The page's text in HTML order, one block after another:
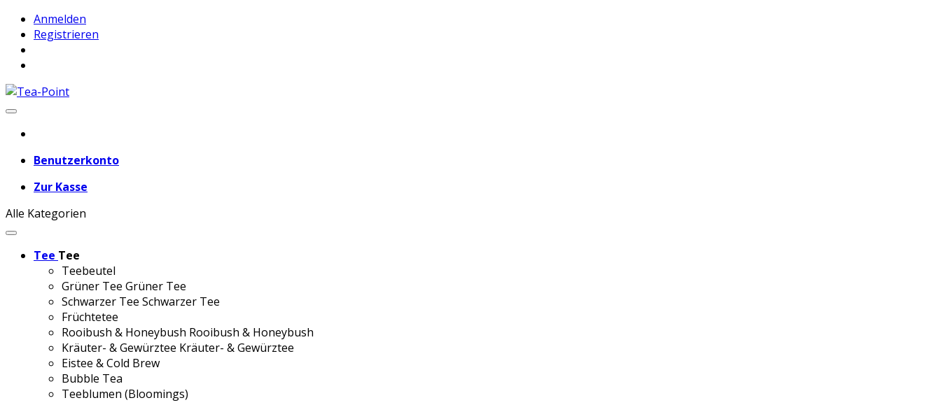
Anmelden
Registrieren
Benutzerkonto
Zur Kasse
Alle Kategorien
Tee Tee
Teebeutel
Grüner Tee Grüner Tee
Schwarzer Tee Schwarzer Tee
Früchtetee
Rooibush & Honeybush Rooibush & Honeybush
Kräuter- & Gewürztee Kräuter- & Gewürztee
Eistee & Cold Brew
Bubble Tea
Teeblumen (Bloomings)